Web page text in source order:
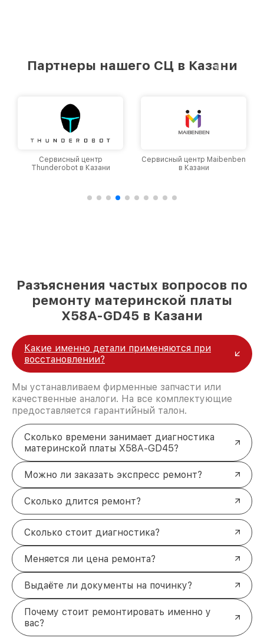
Партнеры нашего СЦ в Казани
Сервисный центр
Thunderobot в Казани
Сервисный центр Maibenben
в Казани
Разъяснения частых вопросов по
ремонту материнской платы
X58A-GD45 в Казани
Какие именно детали применяются при
восстановлении?
Мы устанавливаем фирменные запчасти или
качественные аналоги. На все комплектующие
предоставляется гарантийный талон.
Сколько времени занимает диагностика
материнской платы X58A-GD45?
Можно ли заказать экспресс ремонт?
Сколько длится ремонт?
Сколько стоит диагностика?
Меняется ли цена ремонта?
Выдаёте ли документы на починку?
Почему стоит ремонтировать именно у
вас?